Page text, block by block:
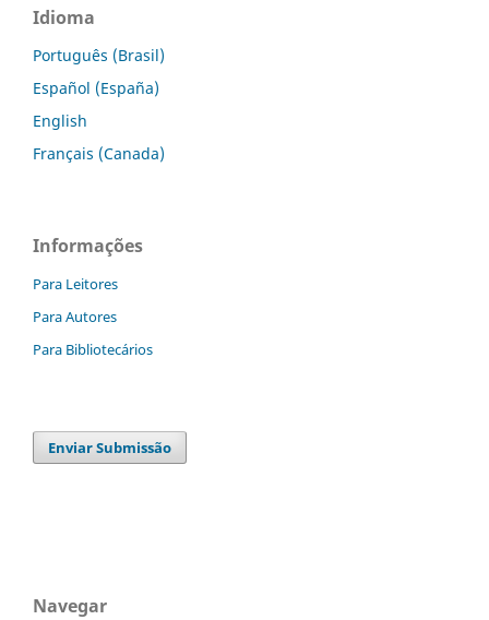
Idioma
Português (Brasil)
Español (España)
English
Français (Canada)
Informações
Para Leitores
Para Autores
Para Bibliotecários
Enviar Submissão
Navegar